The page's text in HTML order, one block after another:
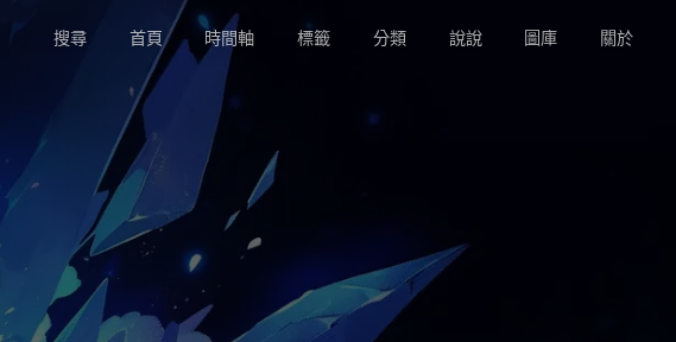
搜尋 首頁 時間軸 標籤 分類 說說 圖庫 關於